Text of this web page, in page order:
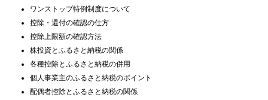
ワンストップ特例制度について
控除・還付の確認の仕方
控除上限額の確認方法
株投資とふるさと納税の関係
各種控除とふるさと納税の併用
個人事業主のふるさと納税のポイント
配偶者控除とふるさと納税の関係